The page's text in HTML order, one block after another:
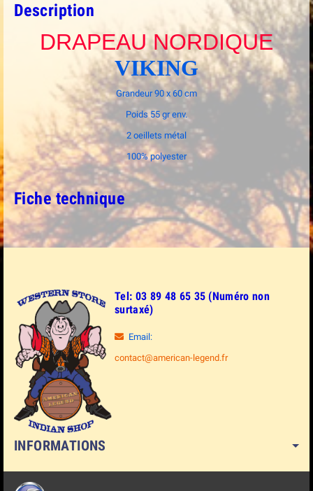
Description
DRAPEAU NORDIQUE
VIKING
Grandeur 90 x 60 cm
Poids 55 gr env.
2 oeillets métal
100% polyester
Fiche technique
Tel: 03 89 48 65 35 (Numéro non
surtaxé)
Email:
contact@american-legend.fr
INFORMATIONS